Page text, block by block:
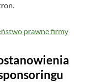
prawne firmy